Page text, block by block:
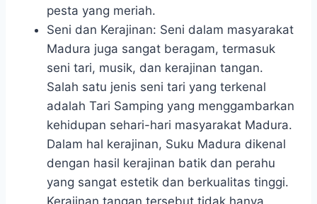
pesta yang meriah.
Seni dan Kerajinan: Seni dalam masyarakat
Madura juga sangat beragam, termasuk
seni tari, musik, dan kerajinan tangan.
Salah satu jenis seni tari yang terkenal
adalah Tari Samping yang menggambarkan
kehidupan sehari-hari masyarakat Madura.
Dalam hal kerajinan, Suku Madura dikenal
dengan hasil kerajinan batik dan perahu
yang sangat estetik dan berkualitas tinggi.